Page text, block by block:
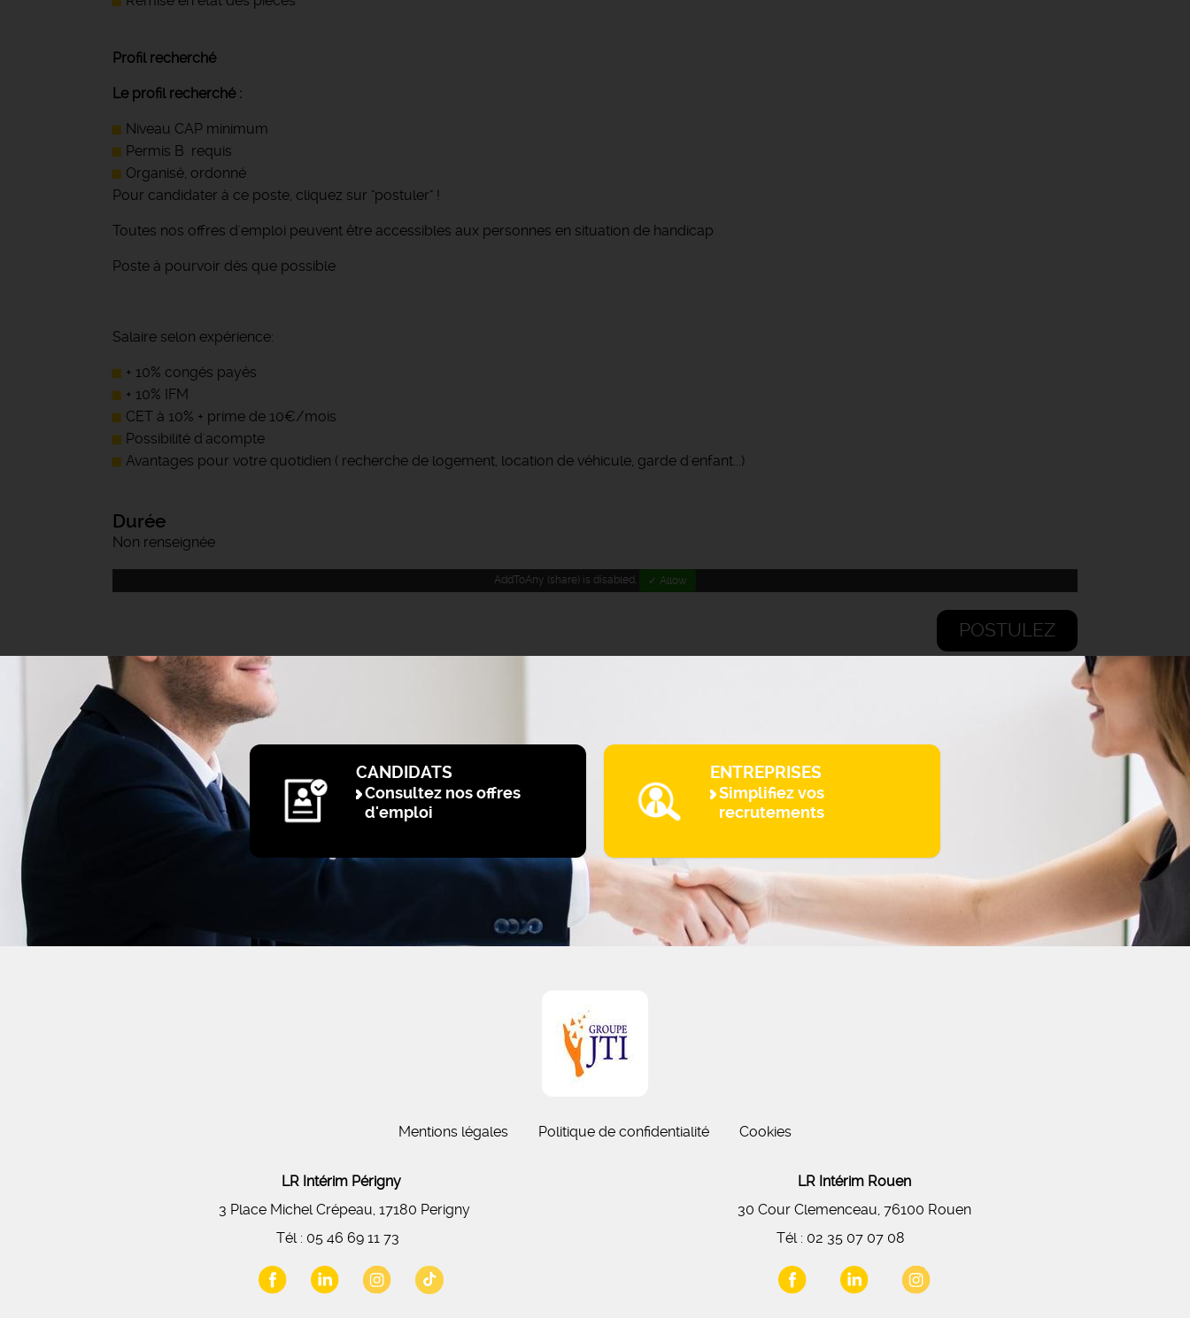
Profil recherché
Le profil recherché :
Niveau CAP minimum
Permis B requis
Organisé, ordonné
Pour candidater à ce poste, cliquez sur "postuler" !
Toutes nos offres d'emploi peuvent être accessibles aux personnes en situation de handicap
Poste à pourvoir dès que possible
Salaire selon expérience:
+ 10% congés payés
+ 10% IFM
CET à 10% + prime de 10€/mois
Possibilité d'acompte
Avantages pour votre quotidien ( recherche de logement, location de véhicule, garde d'enfant...)
Durée
Non renseignée
AddToAny (share) is disabled. ✓ Allow
POSTULEZ
CANDIDATS
Consultez nos offres
d'emploi
ENTREPRISES
Simplifiez vos
recrutements
Mentions légales Politique de confidentialité Cookies
LR Intérim Périgny
3 Place Michel Crépeau, 17180 Perigny
Tél : 05 46 69 11 73
LR Intérim Rouen
30 Cour Clemenceau, 76100 Rouen
Tél : 02 35 07 07 08